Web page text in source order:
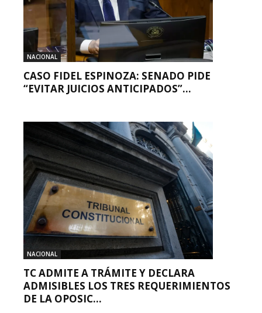
NACIONAL
CASO FIDEL ESPINOZA: SENADO PIDE
“EVITAR JUICIOS ANTICIPADOS”...
NACIONAL
TC ADMITE A TRÁMITE Y DECLARA
ADMISIBLES LOS TRES REQUERIMIENTOS
DE LA OPOSIC...